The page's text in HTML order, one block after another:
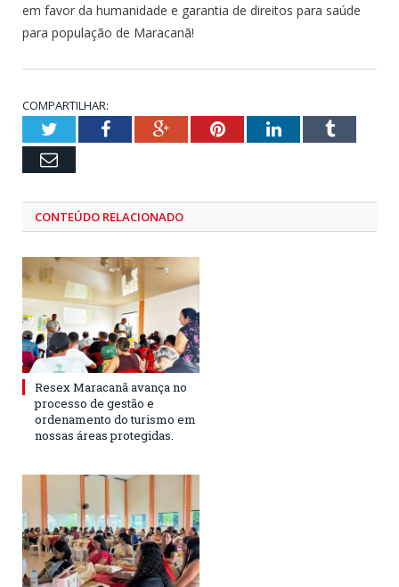
em favor da humanidade e garantia de direitos para saúde
para população de Maracanã!
COMPARTILHAR:
TwitterFacebookGoogle+PinterestLinkedInTumblr
Email
CONTEÚDO RELACIONADO
Resex Maracanã avança no
processo de gestão e
ordenamento do turismo em
nossas áreas protegidas.